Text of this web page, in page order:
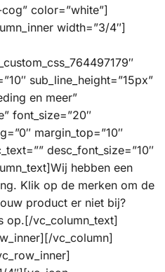
color=”white”]
width=”3/4″]
sub_line_height=”15px”
en meer”
font_size=”20″
margin_top=”10″
desc_font_size=”10″
hebben een
Klik op de merken om de
product er niet bij?
op.[/vc_column_text]
vc_column]